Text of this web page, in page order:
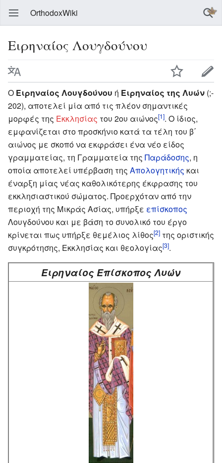
OrthodoxWiki
Ειρηναίος Λουγδούνου
Ο Ειρηναίος Λουγδούνου ή Ειρηναίος της Λυών (;-
202), αποτελεί μία από τις πλέον σημαντικές
μορφές της Εκκλησίας του 2ου αιώνος[1]. Ο ίδιος,
εμφανίζεται στο προσκήνιο κατά τα τέλη του β΄
αιώνος με σκοπό να εκφράσει ένα νέο είδος
γραμματείας, τη Γραμματεία της Παράδοσης, η
οποία αποτελεί υπέρβαση της Απολογητικής και
έναρξη μίας νέας καθολικότερης έκφρασης του
εκκλησιαστικού σώματος. Προερχόταν από την
περιοχή της Μικράς Ασίας, υπήρξε επίσκοπος
Λουγδούνου και με βάση το συνολικό του έργο
κρίνεται πως υπήρξε θεμέλιος λίθος[2] της οριστικής
συγκρότησης, Εκκλησίας και θεολογίας[3].
Ειρηναίος Επίσκοπος Λυών